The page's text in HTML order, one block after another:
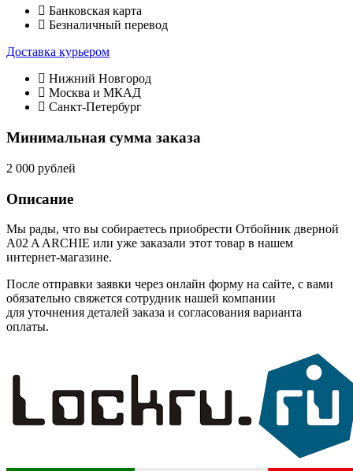
Банковская карта
Безналичный перевод
Доставка курьером
Нижний Новгород
Москва и МКАД
Санкт-Петербург
Минимальная сумма заказа
2 000 рублей
Описание
Мы рады, что вы собираетесь приобрести Отбойник дверной
A02 A ARCHIE или уже заказали этот товар в нашем
интернет-магазине.
После отправки заявки через онлайн форму на сайте, с вами
обязательно свяжется сотрудник нашей компании
для уточнения деталей заказа и согласования варианта
оплаты.